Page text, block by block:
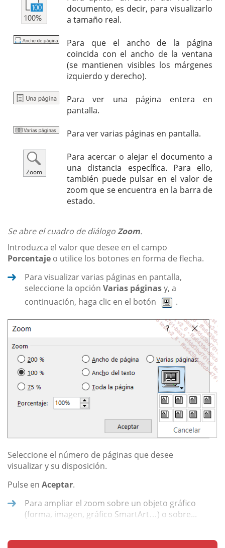
documento, es decir, para visualizarlo
a tamaño real.
Para que el ancho de la página
coincida con el ancho de la ventana
(se mantienen visibles los márgenes
izquierdo y derecho).
Para ver una página entera en
pantalla.
Para ver varias páginas en pantalla.
Para acercar o alejar el documento a
una distancia específica. Para ello,
también puede pulsar en el valor de
zoom que se encuentra en la barra de
estado.
Se abre el cuadro de diálogoZoom.
Introduzca el valor que desee en el campo
Porcentaje o utilice los botones en forma de flecha.
Para visualizar varias páginas en pantalla,
seleccione la opción Varias páginasy, a
continuación, haga clic en el botón
.
Seleccione el número de páginas que desee
visualizar y su disposición.
Pulse en Aceptar.
Para ampliar el zoom sobre un objeto gráfico
(forma, imagen, gráfico SmartArt…) o sobre...